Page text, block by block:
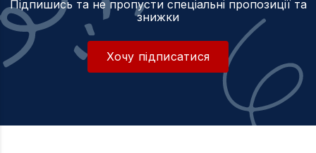
Підпишись та не пропусти спеціальні пропозиції та
знижки
Хочу підписатися